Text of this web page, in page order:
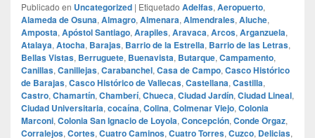
Publicado en Uncategorized | Etiquetado Adelfas, Aeropuerto,
Alameda de Osuna, Almagro, Almenara, Almendrales, Aluche,
Amposta, Apóstol Santiago, Arapiles, Aravaca, Arcos, Arganzuela,
Atalaya, Atocha, Barajas, Barrio de la Estrella, Barrio de las Letras,
Bellas Vistas, Berruguete, Buenavista, Butarque, Campamento,
Canillas, Canillejas, Carabanchel, Casa de Campo, Casco Histórico
de Barajas, Casco Histórico de Vallecas, Castellana, Castilla,
Castro, Chamartín, Chamberí, Chueca, Ciudad Jardín, Ciudad Lineal,
Ciudad Universitaria, cocaína, Colina, Colmenar Viejo, Colonia
Marconi, Colonia San Ignacio de Loyola, Concepción, Conde Orgaz,
Corralejos, Cortes, Cuatro Caminos, Cuatro Torres, Cuzco, Delicias,